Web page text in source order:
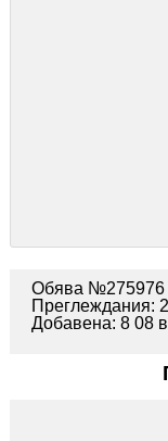
Обява №275976
Преглеждания:
Добавена: 8 08